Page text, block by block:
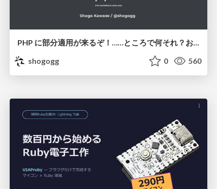
PHP に部分適用が来るぞ！……ところで何それ？おいしいの？ #phpcon / phpcon-2026
shogogg
0 560